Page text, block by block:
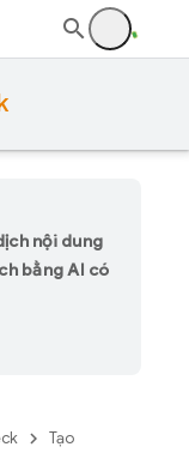
nội dung
bằng AI có
Tạo